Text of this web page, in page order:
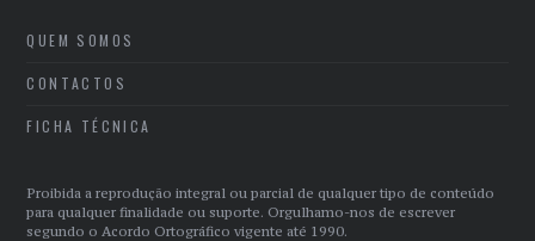
QUEM SOMOS
CONTACTOS
FICHA TÉCNICA
Proibida a reprodução integral ou parcial de qualquer tipo de conteúdo
para qualquer finalidade ou suporte. Orgulhamo-nos de escrever
segundo o Acordo Ortográfico vigente até 1990.